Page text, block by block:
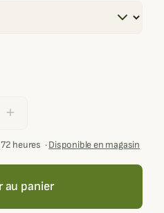
add
heures ·Disponible en magasin
au panier